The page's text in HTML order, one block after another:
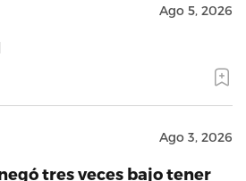
Ago 5, 2026
Ago 3, 2026
tres veces bajo tener